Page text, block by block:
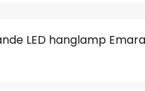
LED hanglamp